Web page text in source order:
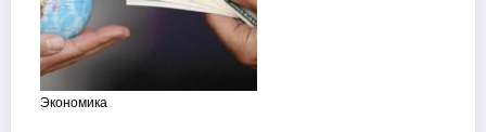
Экономика